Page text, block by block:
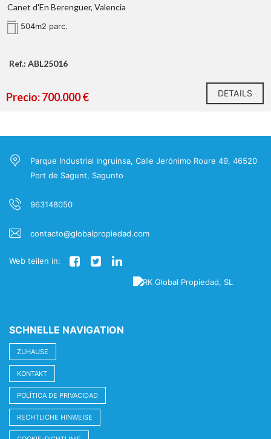
Canet d'En Berenguer, Valencia
504m2 parc.
Ref.: ABL25016
Precio: 700.000 € DETAILS
Parque Industrial Ingruinsa, Calle Jerónimo Roure 49, 46520
Port de Sagunt, Sagunto
963148050
contacto@globalpropiedad.com
Web teilen in:
SCHNELLE NAVIGATION
ZUHAUSE
KONTAKT
POLÍTICA DE PRIVACIDAD
RECHTLICHE HINWEISE